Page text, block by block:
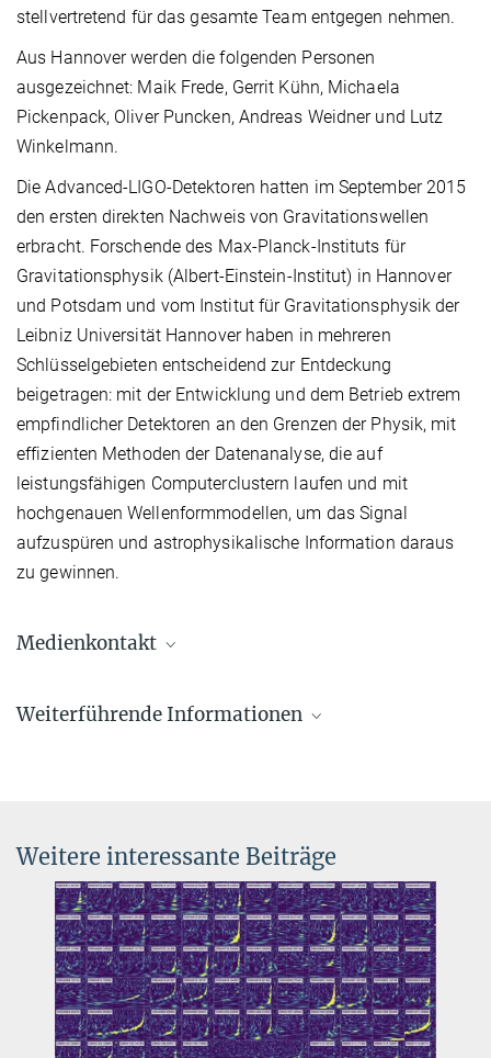
stellvertretend für das gesamte Team entgegen nehmen.
Aus Hannover werden die folgenden Personen
ausgezeichnet: Maik Frede, Gerrit Kühn, Michaela
Pickenpack, Oliver Puncken, Andreas Weidner und Lutz
Winkelmann.
Die Advanced-LIGO-Detektoren hatten im September 2015
den ersten direkten Nachweis von Gravitationswellen
erbracht. Forschende des Max-Planck-Instituts für
Gravitationsphysik (Albert-Einstein-Institut) in Hannover
und Potsdam und vom Institut für Gravitationsphysik der
Leibniz Universität Hannover haben in mehreren
Schlüsselgebieten entscheidend zur Entdeckung
beigetragen: mit der Entwicklung und dem Betrieb extrem
empfindlicher Detektoren an den Grenzen der Physik, mit
effizienten Methoden der Datenanalyse, die auf
leistungsfähigen Computerclustern laufen und mit
hochgenauen Wellenformmodellen, um das Signal
aufzuspüren und astrophysikalische Information daraus
zu gewinnen.
Medienkontakt
Pressereferent AEI Hannover
Weiterführende Informationen
Weitere interessante Beiträge